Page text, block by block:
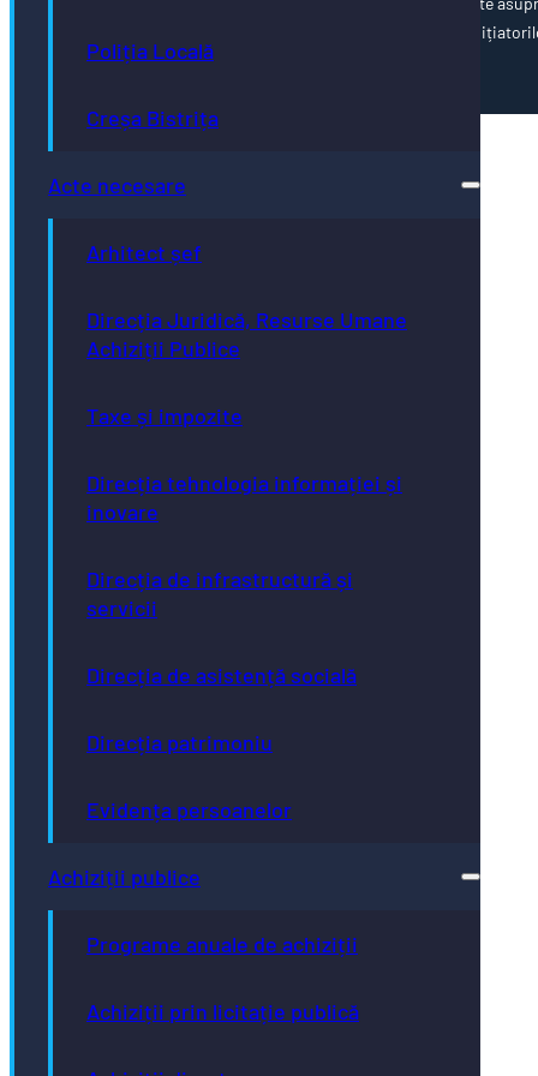
Poliția Locală
Creșa Bistrița
Acte necesare
Arhitect șef
Direcția Juridică, Resurse Umane
Achiziții Publice
Taxe și impozite
Direcția tehnologia informației și
inovare
Direcția de infrastructură și
servicii
Direcția de asistență socială
Direcția patrimoniu
Evidența persoanelor
Achiziții publice
Programe anuale de achiziții
Achiziții prin licitație publică
corectitudinii și coerenței informațiilor prezentate revine